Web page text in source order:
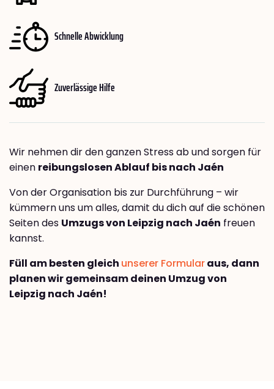
Schnelle Abwicklung
Zuverlässige Hilfe
Wir nehmen dir den ganzen Stress ab und sorgen für
einen reibungslosen Ablauf bis nach Jaén
Von der Organisation bis zur Durchführung – wir
kümmern uns um alles, damit du dich auf die schönen
Seiten des Umzugs von Leipzig nach Jaén freuen
kannst.
Füll am besten gleich unserer Formularaus, dann
planen wir gemeinsam deinen Umzug von
Leipzig nach Jaén!